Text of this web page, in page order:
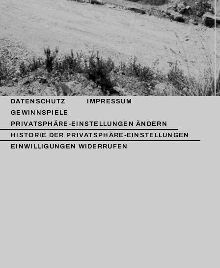
DATENSCHUTZ
IMPRESSUM
GEWINNSPIELE
PRIVATSPHÄRE-EINSTELLUNGEN ÄNDERN
HISTORIE DER PRIVATSPHÄRE-EINSTELLUNGEN
EINWILLIGUNGEN WIDERRUFEN